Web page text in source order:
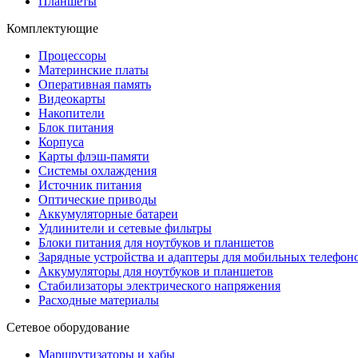
Комплектующие
Процессоры
Материнские платы
Оперативная память
Видеокарты
Накопители
Блок питания
Корпуса
Карты флэш-памяти
Системы охлаждения
Источник питания
Оптические приводы
Аккумуляторные батареи
Удлинители и сетевые фильтры
Блоки питания для ноутбуков и планшетов
Зарядные устройства и адаптеры для мобильных
Аккумуляторы для ноутбуков и планшетов
Стабилизаторы электрического напряжения
Расходные материалы
Сетевое оборудование
Маршрутизаторы и хабы